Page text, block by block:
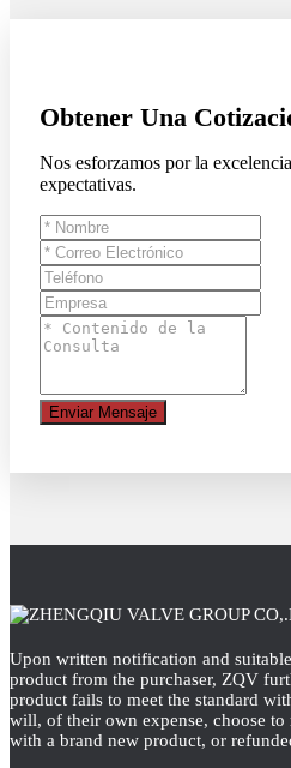
Obtener Una
Nos esforzamos por la
expectativas.
Enviar Mensaje
Upon written notification and
product from the purchaser, ZQV
product fails to meet the standard
will, of their own expense, choose
with a brand new product, or